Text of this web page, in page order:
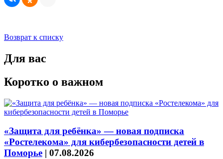
Возврат к списку
Для вас
Коротко о важном
«Защита для ребёнка» — новая подписка
«Ростелекома» для кибербезопасности детей в
Поморье | 07.08.2026